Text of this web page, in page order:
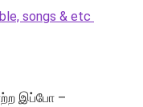
songs & etc
இப்போ –